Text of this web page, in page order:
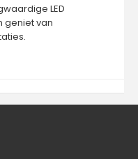
LED
geniet van